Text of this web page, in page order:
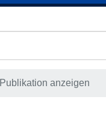
Publikation anzeigen